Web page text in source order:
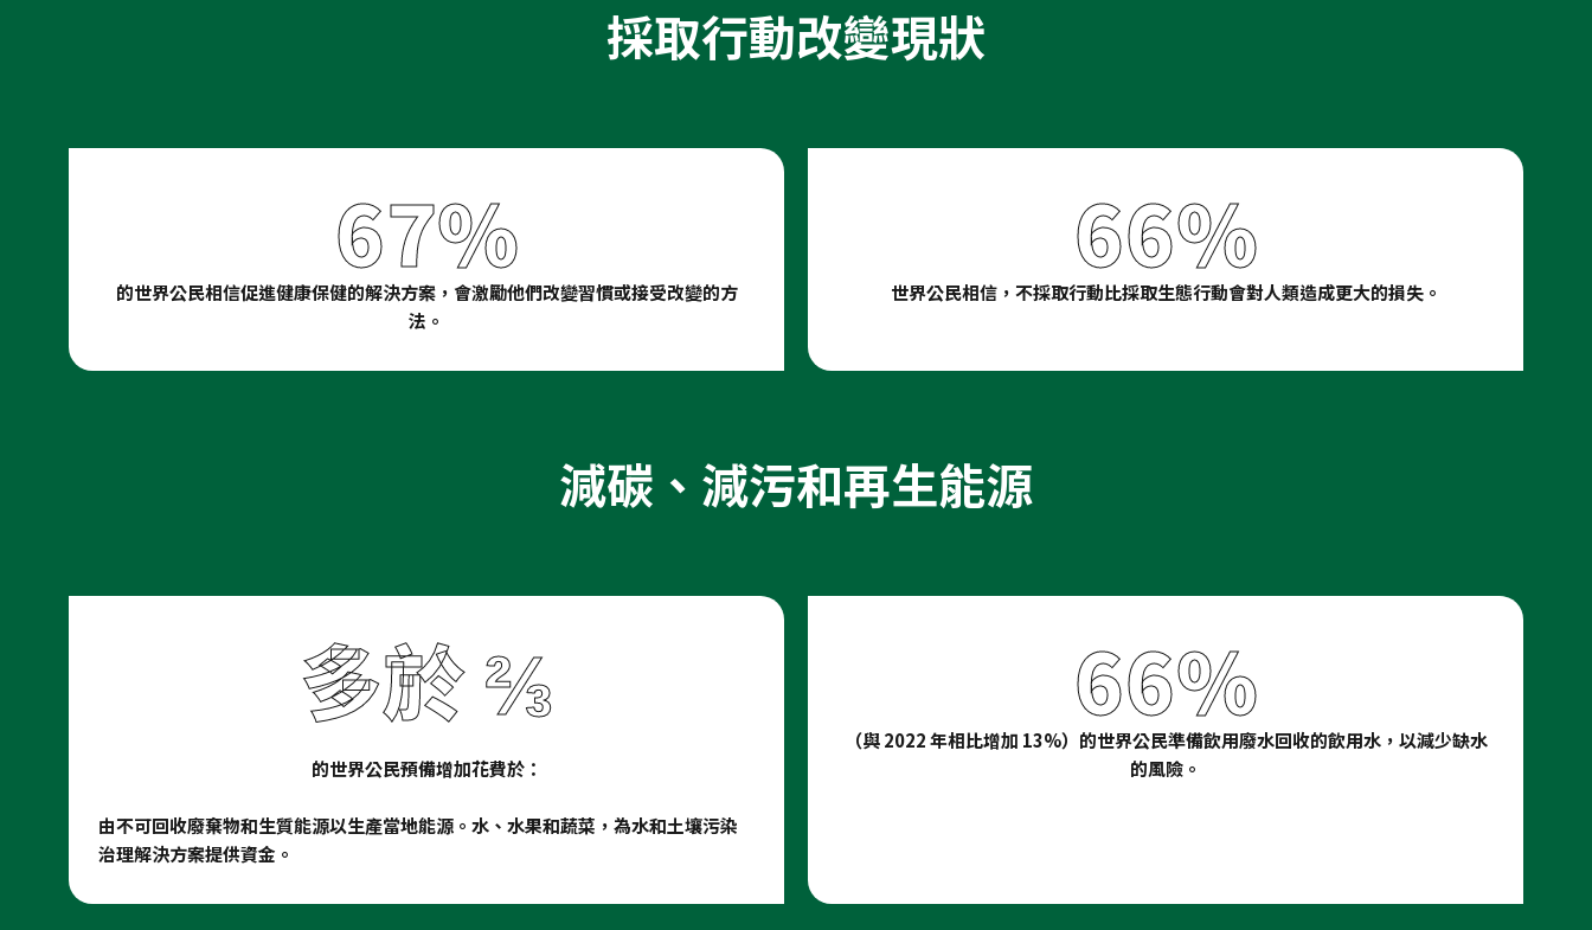
採取行動改變現狀
67%
的世界公民相信促進健康保健的解決方案，會激勵他們改變習慣或接受改變的方
法。
66%
世界公民相信，不採取行動比採取生態行動會對人類造成更大的損失。
減碳、減污和再生能源
多於 ⅔
的世界公民預備增加花費於：
由不可回收廢棄物和生質能源以生產當地能源。水、水果和蔬菜，為水和土壤污染
治理解決方案提供資金。
66%
（與 2022 年相比增加 13%）的世界公民準備飲用廢水回收的飲用水，以減少缺水
的風險。